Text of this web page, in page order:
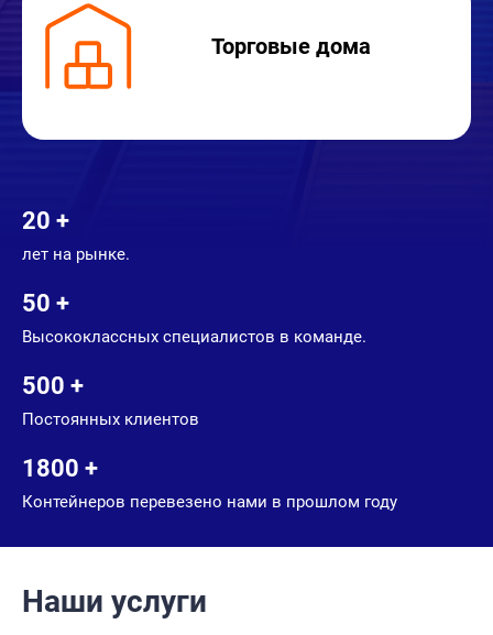
Торговые дома
20 +
лет на рынке.
50 +
Высококлассных специалистов в команде.
500 +
Постоянных клиентов
1800 +
Контейнеров перевезено нами в прошлом году
Наши услуги